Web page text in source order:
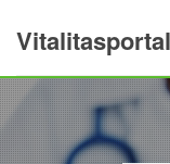
Vitalitasportal
×